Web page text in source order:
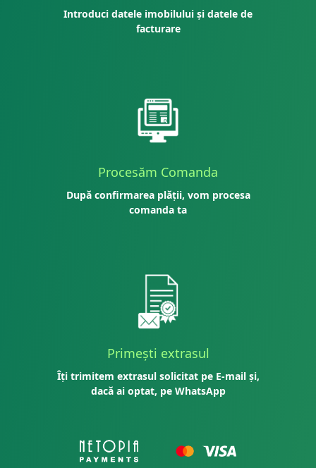
Introduci datele imobilului și datele de
facturare
Procesăm Comanda
După confirmarea plății, vom procesa
comanda ta
Primești extrasul
Îți trimitem extrasul solicitat pe E-mail și,
dacă ai optat, pe WhatsApp